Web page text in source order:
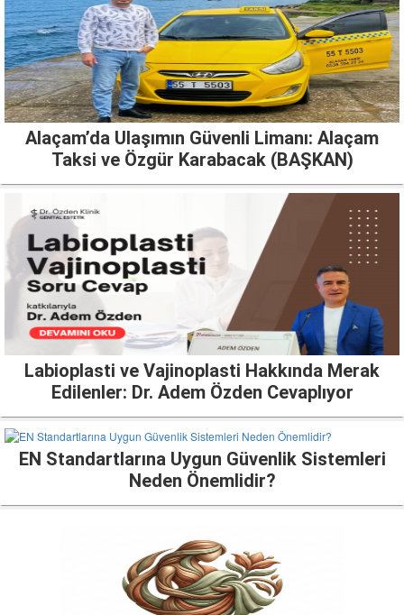
Alaçam’da Ulaşımın Güvenli Limanı: Alaçam
Taksi ve Özgür Karabacak (BAŞKAN)
Labioplasti ve Vajinoplasti Hakkında Merak
Edilenler: Dr. Adem Özden Cevaplıyor
EN Standartlarına Uygun Güvenlik Sistemleri
Neden Önemlidir?